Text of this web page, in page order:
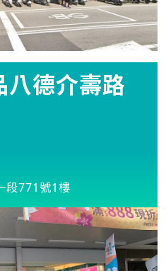
八德介壽路
段771號1樓